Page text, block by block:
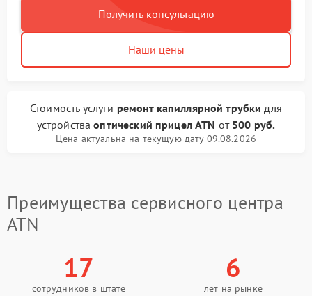
Получить консультацию
Наши цены
Стоимость услуги ремонт капиллярной трубки для
устройстваоптический прицел ATN от 500 руб.
Цена актуальна на текущую дату 09.08.2026
Преимущества сервисного центра
ATN
17
сотрудников в штате
6
лет на рынке